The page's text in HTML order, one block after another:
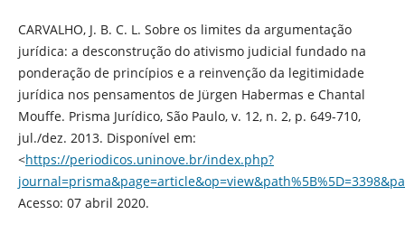
CARVALHO, J. B. C. L. Sobre os limites da argumentação
jurídica: a desconstrução do ativismo judicial fundado na
ponderação de princípios e a reinvenção da legitimidade
jurídica nos pensamentos de Jürgen Habermas e Chantal
Mouffe. Prisma Jurídico, São Paulo, v. 12, n. 2, p. 649-710,
jul./dez. 2013. Disponível em:
<https://periodicos.uninove.br/index.php?
Acesso: 07 abril 2020.